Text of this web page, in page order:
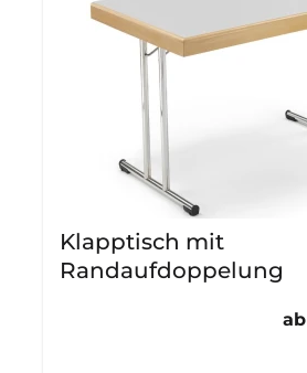
Klapptisch mit
Randaufdoppelung
ab